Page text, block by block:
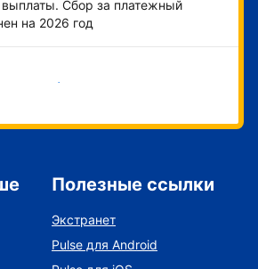
Сбор за платежный
на 2026 год
Начать
Полезные ссылки
Экстранет
Pulse для Android